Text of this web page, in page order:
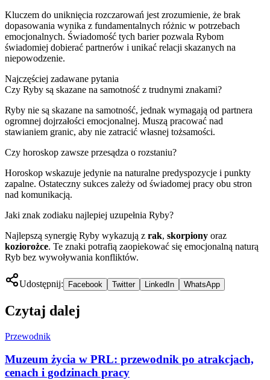
Kluczem do uniknięcia rozczarowań jest zrozumienie, że brak
dopasowania wynika z fundamentalnych różnic w potrzebach
emocjonalnych. Świadomość tych barier pozwala Rybom
świadomiej dobierać partnerów i unikać relacji skazanych na
niepowodzenie.
Najczęściej zadawane pytania
Czy Ryby są skazane na samotność z trudnymi znakami?
Ryby nie są skazane na samotność, jednak wymagają od partnera
ogromnej dojrzałości emocjonalnej. Muszą pracować nad
stawianiem granic, aby nie zatracić własnej tożsamości.
Czy horoskop zawsze przesądza o rozstaniu?
Horoskop wskazuje jedynie na naturalne predyspozycje i punkty
zapalne. Ostateczny sukces zależy od świadomej pracy obu stron
nad komunikacją.
Jaki znak zodiaku najlepiej uzupełnia Ryby?
Najlepszą synergię Ryby wykazują z rak, skorpiony oraz
koziorożce. Te znaki potrafią zaopiekować się emocjonalną naturą
Ryb bez wywoływania konfliktów.
Udostępnij: Facebook Twitter LinkedIn WhatsApp
Czytaj dalej
Przewodnik
Muzeum życia w PRL: przewodnik po atrakcjach,
cenach i godzinach pracy